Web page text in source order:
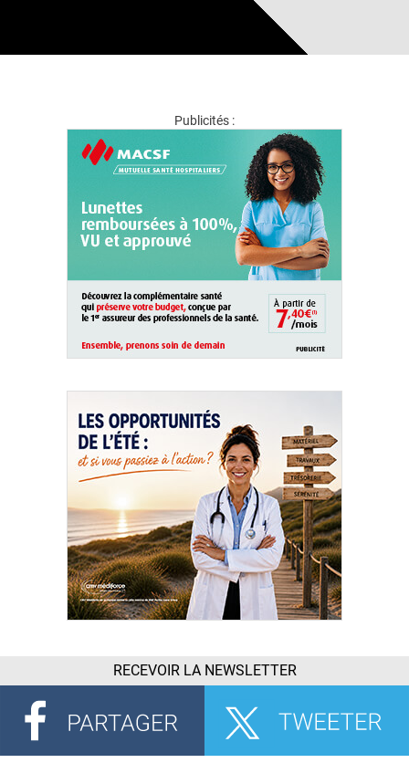
Publicités :
RECEVOIR LA NEWSLETTER